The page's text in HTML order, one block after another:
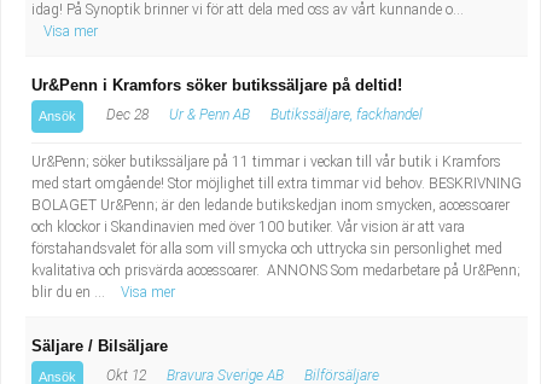
idag! På Synoptik brinner vi för att dela med oss av vårt kunnande o...
Visa mer
Ur&Penn i Kramfors söker butikssäljare på deltid!
Ansök Dec 28 Ur & Penn AB Butikssäljare, fackhandel
Ur&Penn; söker butikssäljare på 11 timmar i veckan till vår butik i Kramfors
med start omgående! Stor möjlighet till extra timmar vid behov. BESKRIVNING
BOLAGET Ur&Penn; är den ledande butikskedjan inom smycken, accessoarer
och klockor i Skandinavien med över 100 butiker. Vår vision är att vara
förstahandsvalet för alla som vill smycka och uttrycka sin personlighet med
kvalitativa och prisvärda accessoarer. ANNONS Som medarbetare på Ur&Penn;
blir du en ...
Visa mer
Säljare / Bilsäljare
Ansök Okt 12 Bravura Sverige AB Bilförsäljare